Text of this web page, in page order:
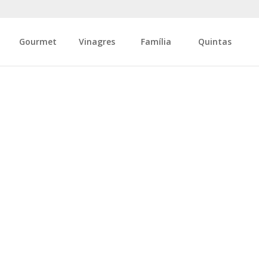
Gourmet Vinagres Família Quintas